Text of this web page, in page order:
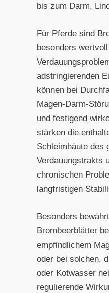
bis zum Darm,
Für Pferde sind
besonders
adstringierenden
können bei
Magen-Darm-
und festigend
stärken die
Schleimhäute des
Verdauungstrakts
chronischen
langfristigen
Besonders
Brombeerblätter
empfindlichem
oder bei solchen,
oder Kotwasser
regulierende